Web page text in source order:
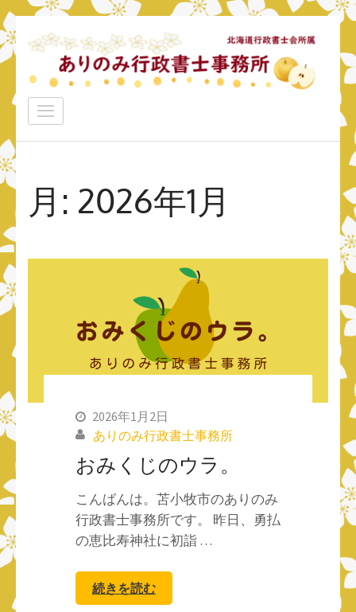
ン
ツ
へ
ス
キ
ッ
プ
(Enter
押
す)
ありのみ行政書士事務所
あなたのナシをアリ！に変えていきたい
月: 2026年1月
2026年1月2日
ありのみ行政書士事務所
おみくじのウラ。
こんばんは。苫小牧市のありのみ
行政書士事務所です。 昨日、勇払
の恵比寿神社に初詣 …
続きを読む